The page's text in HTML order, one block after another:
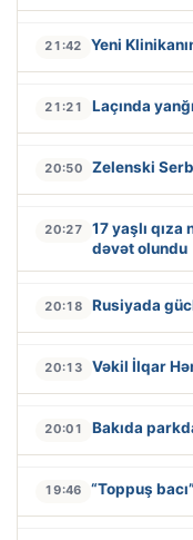
21:42 Yeni
21:21 Laçında
20:50 Zelenski
20:27
17 yaşlı
dəvət olundu
20:18 Rusiyada
20:13 Vəkil İlqar
20:01 Bakıda
19:46 “Toppuş